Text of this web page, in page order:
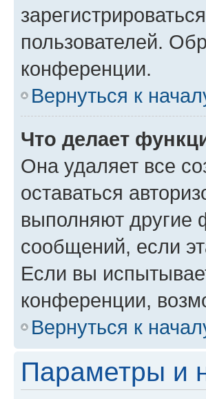
пользователей.
конференции.
Вернуться к
Что делает
Она удаляет все
оставаться
выполняют другие
сообщений, если
Если вы
конференции,
Вернуться к
Параметры и